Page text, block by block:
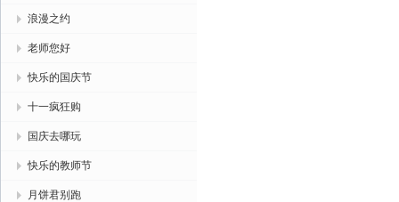
浪漫之约
老师您好
快乐的国庆节
十一疯狂购
国庆去哪玩
快乐的教师节
月饼君别跑